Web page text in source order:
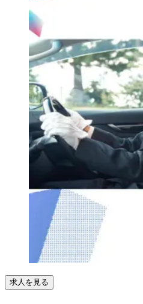
求人を見る